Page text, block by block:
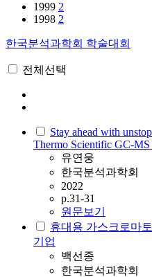
1999 2
1998 2
한국분석과학회 학술대회
전체선택
Stay ahead with
Thermo Scientific GC-MS
유연웅
한국분석과학회
2022
p.31-31
원문보기
휴대용 가스크로마
기업
백선종
한국분석과학회